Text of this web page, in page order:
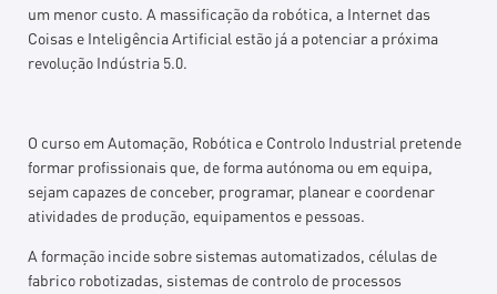
um menor custo. A massificação da robótica, a Internet das
Coisas e Inteligência Artificial estão já a potenciar a próxima
revolução Indústria 5.0.
O curso em Automação, Robótica e Controlo Industrial pretende
formar profissionais que, de forma autónoma ou em equipa,
sejam capazes de conceber, programar, planear e coordenar
atividades de produção, equipamentos e pessoas.
A formação incide sobre sistemas automatizados, células de
fabrico robotizadas, sistemas de controlo de processos